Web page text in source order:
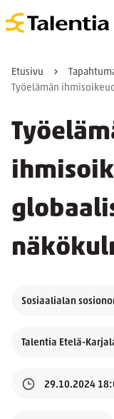
Etusivu
Työelämän
Sosiaalialan
Talentia Etelä-
29.10.2024